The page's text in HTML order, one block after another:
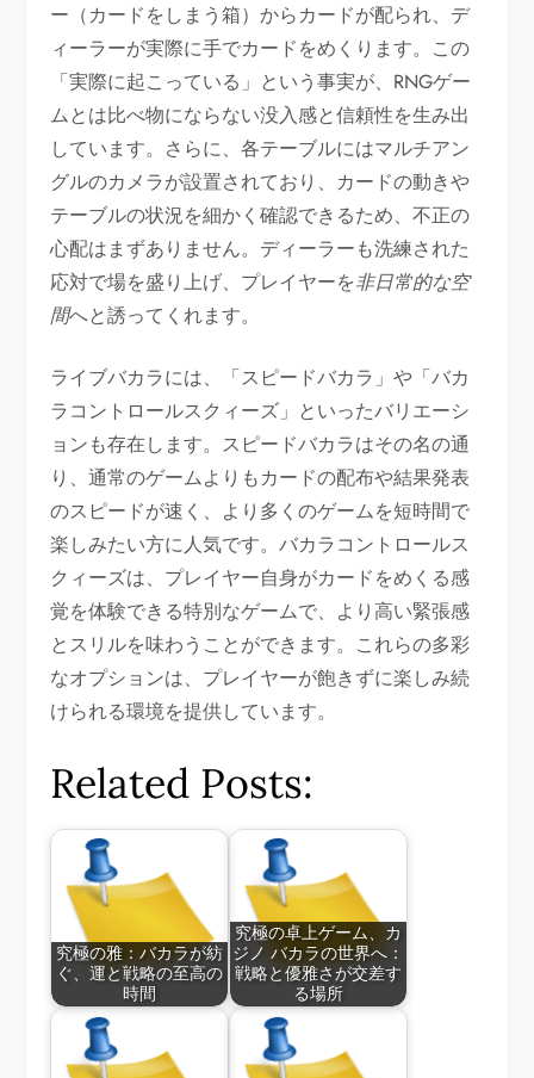
ー（カードをしまう箱）からカードが配られ、デ
ィーラーが実際に手でカードをめくります。この
「実際に起こっている」という事実が、RNGゲー
ムとは比べ物にならない没入感と信頼性を生み出
しています。さらに、各テーブルにはマルチアン
グルのカメラが設置されており、カードの動きや
テーブルの状況を細かく確認できるため、不正の
心配はまずありません。ディーラーも洗練された
応対で場を盛り上げ、プレイヤーを非日常的な空
間へと誘ってくれます。
ライブバカラには、「スピードバカラ」や「バカ
ラコントロールスクィーズ」といったバリエーシ
ョンも存在します。スピードバカラはその名の通
り、通常のゲームよりもカードの配布や結果発表
のスピードが速く、より多くのゲームを短時間で
楽しみたい方に人気です。バカラコントロールス
クィーズは、プレイヤー自身がカードをめくる感
覚を体験できる特別なゲームで、より高い緊張感
とスリルを味わうことができます。これらの多彩
なオプションは、プレイヤーが飽きずに楽しみ続
けられる環境を提供しています。
Related Posts:
究極の雅：バカラが紡
ぐ、運と戦略の至高の
時間
究極の卓上ゲーム、カ
ジノ バカラの世界へ：
戦略と優雅さが交差す
る場所